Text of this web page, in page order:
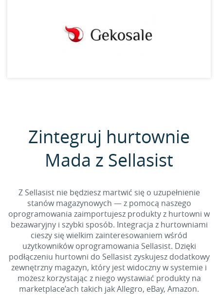
Zintegruj hurtownie
Mada z Sellasist
Z Sellasist nie będziesz martwić się o uzupełnienie
stanów magazynowych — z pomocą naszego
oprogramowania zaimportujesz produkty z hurtowni w
bezawaryjny i szybki sposób. Integracja z hurtowniami
cieszy się wielkim zainteresowaniem wśród
użytkowników oprogramowania Sellasist. Dzięki
podłączeniu hurtowni do Sellasist zyskujesz dodatkowy
zewnętrzny magazyn, który jest widoczny w systemie i
możesz korzystając z niego wystawiać produkty na
marketplace’ach takich jak Allegro, eBay, Amazon.